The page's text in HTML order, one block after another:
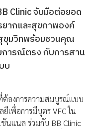
Clinic จับมือต่อยอด
ากและสุขภาพองค์
ขุมวิทพร้อมชวนคุณ
ารณ์ตรง กับการสาน
บ
องการความสมบูรณ์แบบ
เพื่อการมีบุตร VFC ใน
ชันแนล ร่วมกับ BB Clinic